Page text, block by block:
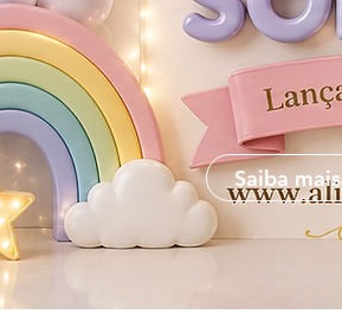
Saiba mais